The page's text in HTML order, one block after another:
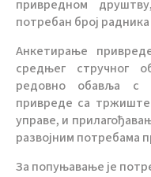
привредном
потребан број
Анкетирање
средњег стручног
редовно обавља с
привреде са
управе, и
развојним потребама
За попуњавање је